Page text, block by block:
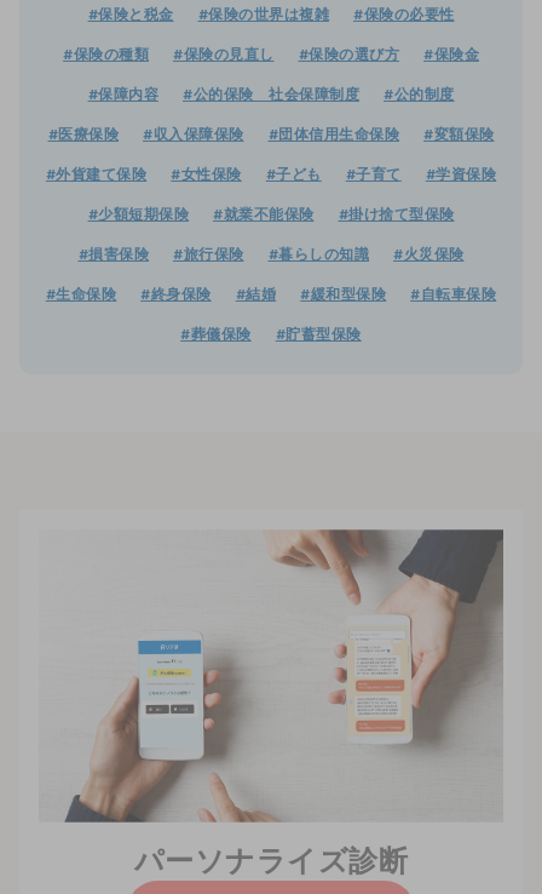
#保険と税金 #保険の世界は複雑 #保険の必要性
#保険の種類 #保険の見直し #保険の選び方 #保険金
#保障内容 #公的保険 社会保障制度 #公的制度
#医療保険 #収入保障保険 #団体信用生命保険 #変額保険
#外貨建て保険 #女性保険 #子ども #子育て #学資保険
#少額短期保険 #就業不能保険 #掛け捨て型保険
#損害保険 #旅行保険 #暮らしの知識 #火災保険
#生命保険 #終身保険 #結婚 #緩和型保険 #自転車保険
#葬儀保険 #貯蓄型保険
パーソナライズ診断